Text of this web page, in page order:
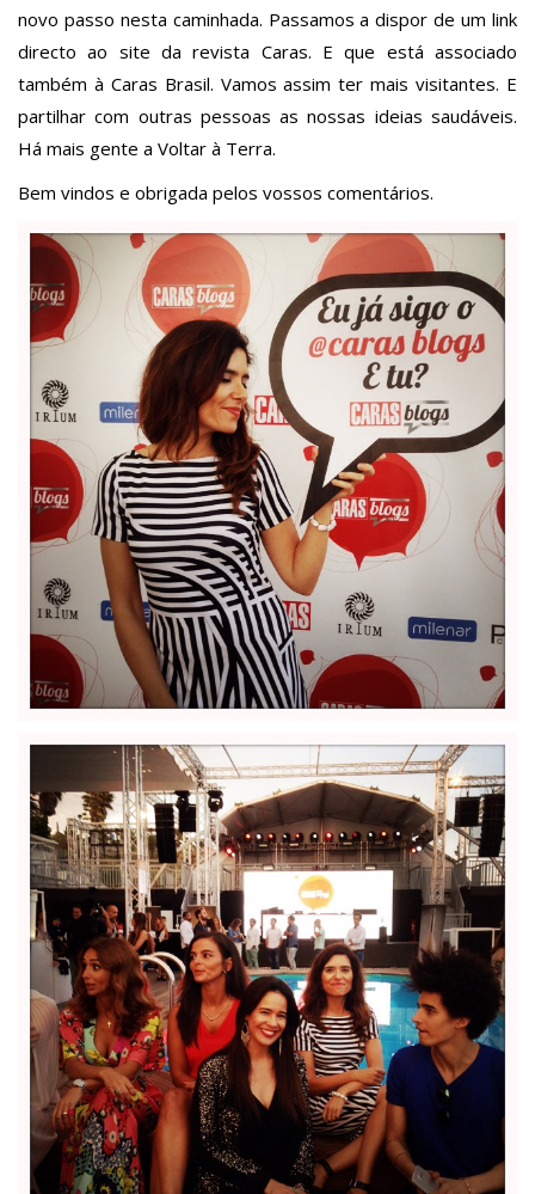
novo passo nesta caminhada. Passamos a dispor de um link
directo ao site da revista Caras. E que está associado
também à Caras Brasil. Vamos assim ter mais visitantes. E
partilhar com outras pessoas as nossas ideias saudáveis.
Há mais gente a Voltar à Terra.
Bem vindos e obrigada pelos vossos comentários.